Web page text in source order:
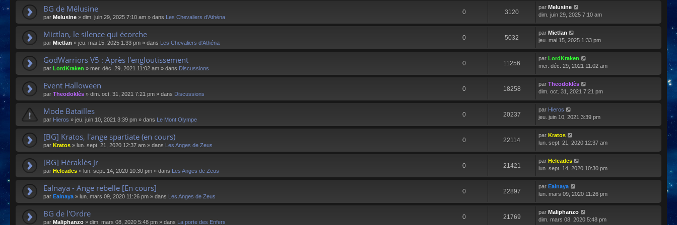
BG de Mélusine
par Melusine » dim. juin 29, 2025 7:10 am » dans Les Chevaliers d'Athéna
0 3120
par Melusine
dim. juin 29, 2025 7:10 am
Mictlan, le silence qui écorche
par Mictlan » jeu. mai 15, 2025 1:33 pm » dans Les Chevaliers d'Athéna
0 5032
par Mictlan
jeu. mai 15, 2025 1:33 pm
GodWarriors V5 : Après l'engloutissement
par LordKraken » mer. déc. 29, 2021 11:02 am » dans Discussions
0 11256
par LordKraken
mer. déc. 29, 2021 11:02 am
Event Halloween
par Theodoklès » dim. oct. 31, 2021 7:21 pm » dans Discussions
0 18258
par Theodoklès
dim. oct. 31, 2021 7:21 pm
Mode Batailles
par Hieros » jeu. juin 10, 2021 3:39 pm » dans Le Mont Olympe
0 20237
par Hieros
jeu. juin 10, 2021 3:39 pm
[BG] Kratos, l'ange spartiate (en cours)
par Kratos » lun. sept. 21, 2020 12:37 am » dans Les Anges de Zeus
0 22114
par Kratos
lun. sept. 21, 2020 12:37 am
[BG] Héraklès Jr
par Heleades » lun. sept. 14, 2020 10:30 pm » dans Les Anges de Zeus
0 21421
par Heleades
lun. sept. 14, 2020 10:30 pm
Ealnaya - Ange rebelle [En cours]
par Ealnaya» lun. mars 09, 2020 11:26 pm » dans Les Anges de Zeus
0 22897
par Ealnaya
lun. mars 09, 2020 11:26 pm
BG de l'Ordre
par Maliphanzo » dim. mars 08, 2020 5:48 pm » dans La porte des Enfers
0 21769
par Maliphanzo
dim. mars 08, 2020 5:48 pm